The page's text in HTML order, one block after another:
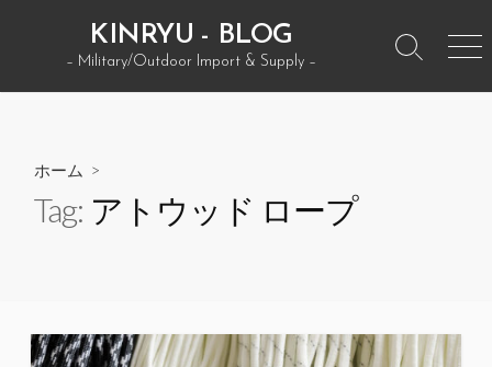
ン
KINRYU - BLOG
– Military/Outdoor Import & Supply –
検
メ
ホーム >
Tag: アトウッド ロープ